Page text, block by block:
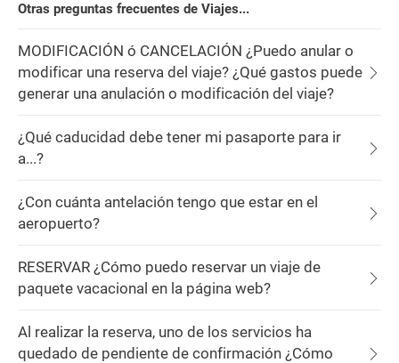
Otras preguntas frecuentes de Viajes...
MODIFICACIÓN ó CANCELACIÓN ¿Puedo anular o
modificar una reserva del viaje? ¿Qué gastos puede
generar una anulación o modificación del viaje?
¿Qué caducidad debe tener mi pasaporte para ir
a...?
¿Con cuánta antelación tengo que estar en el
aeropuerto?
RESERVAR ¿Cómo puedo reservar un viaje de
paquete vacacional en la página web?
Al realizar la reserva, uno de los servicios ha
quedado de pendiente de confirmación ¿Cómo